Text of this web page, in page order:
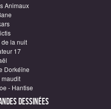
Animaux
la nuit
17
Dorkéïne
- Hantise
Dessinées